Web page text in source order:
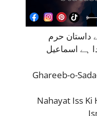
داستان حرم
ہے اسماعیل
Ghareeb-o-
Nahayat Iss Ki